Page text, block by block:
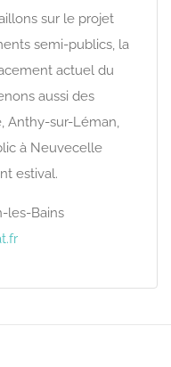
sur le projet
semi-publics, la
actuel du
aussi des
Anthy-sur-Léman,
à Neuvecelle
estival.
les-Bains